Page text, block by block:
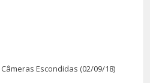
Escondidas (02/09/18)